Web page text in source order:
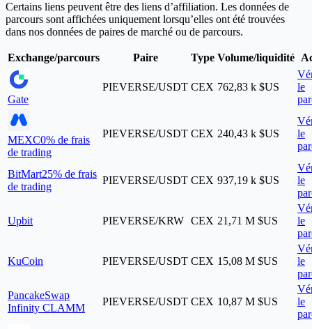
Certains liens peuvent être des liens d’affiliation. Les données de
parcours sont affichées uniquement lorsqu’elles ont été trouvées
dans nos données de paires de marché ou de parcours.
Exchange/parcours Paire Type Volume/liquidité
Gate
PIEVERSE/USDT CEX 762,83 k $US
le
MEXC0% de frais
de trading
PIEVERSE/USDT CEX 240,43 k $US
le
BitMart25% de frais
de trading
PIEVERSE/USDT CEX 937,19 k $US
le
Upbit PIEVERSE/KRW CEX 21,71 M $US
le
KuCoin PIEVERSE/USDT CEX 15,08 M $US
le
PancakeSwap
Infinity CLAMM
PIEVERSE/USDT CEX 10,87 M $US
le